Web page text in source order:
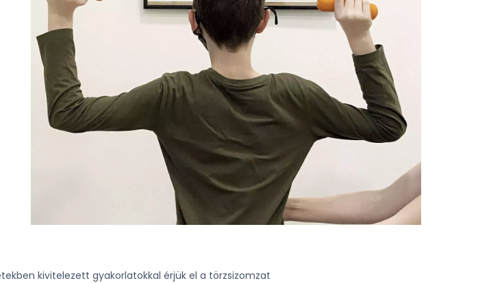
kivitelezett gyakorlatokkal érjük el a törzsizomzat